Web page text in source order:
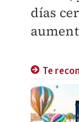
días
Te